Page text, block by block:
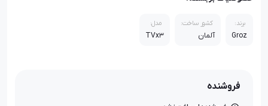
برند:
Groz
کشور ساخت:
آلمان
مدل:
TVx3
فروشنده